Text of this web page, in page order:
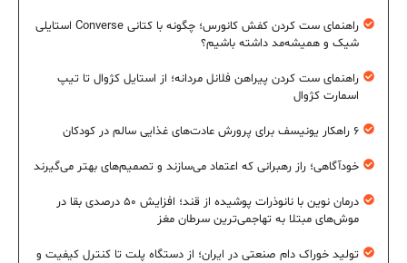
راهنمای ست کردن کفش کانورس؛ چگونه با کتانی Converse استایلی
شیک و همیشه‌مد داشته باشیم؟
راهنمای ست کردن پیراهن فلانل مردانه؛ از استایل کژوال تا تیپ
اسمارت کژوال
۶ راهکار یونیسف برای پرورش عادت‌های غذایی سالم در کودکان
خودآگاهی؛ راز رهبرانی که اعتماد می‌سازند و تصمیم‌های بهتر می‌گیرند
درمان نوین با نانوذرات پوشیده از قند؛ افزایش ۵۰ درصدی بقا در
موش‌های مبتلا به تهاجمی‌ترین سرطان مغز
تولید خوراک دام صنعتی در ایران؛ از دستگاه پلت تا کنترل کیفیت و